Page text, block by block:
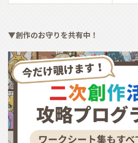
▼創作のお守りを共有中！